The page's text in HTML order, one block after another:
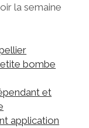
la semaine
bombe
et
application